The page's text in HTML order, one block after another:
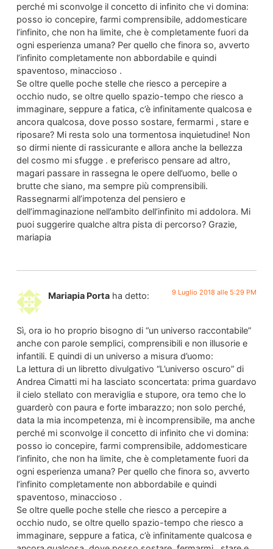
perché mi sconvolge il concetto di infinito che vi domina:
posso io concepire, farmi comprensibile, addomesticare
l’infinito, che non ha limite, che è completamente fuori da
ogni esperienza umana? Per quello che finora so, avverto
l’infinito completamente non abbordabile e quindi
spaventoso, minaccioso .
Se oltre quelle poche stelle che riesco a percepire a
occhio nudo, se oltre quello spazio-tempo che riesco a
immaginare, seppure a fatica, c’è infinitamente qualcosa e
ancora qualcosa, dove posso sostare, fermarmi , stare e
riposare? Mi resta solo una tormentosa inquietudine! Non
so dirmi niente di rassicurante e allora anche la bellezza
del cosmo mi sfugge . e preferisco pensare ad altro,
magari passare in rassegna le opere dell’uomo, belle o
brutte che siano, ma sempre più comprensibili.
Rassegnarmi all’impotenza del pensiero e
dell’immaginazione nell’ambito dell’infinito mi addolora. Mi
puoi suggerire qualche altra pista di percorso? Grazie,
mariapia
Mariapia Porta ha detto: 9 Luglio 2018 alle 5:29 PM
Sì, ora io ho proprio bisogno di “un universo raccontabile”
anche con parole semplici, comprensibili e non illusorie e
infantili. E quindi di un universo a misura d’uomo:
La lettura di un libretto divulgativo “L’universo oscuro” di
Andrea Cimatti mi ha lasciato sconcertata: prima guardavo
il cielo stellato con meraviglia e stupore, ora temo che lo
guarderò con paura e forte imbarazzo; non solo perché,
data la mia incompetenza, mi è incomprensibile, ma anche
perché mi sconvolge il concetto di infinito che vi domina:
posso io concepire, farmi comprensibile, addomesticare
l’infinito, che non ha limite, che è completamente fuori da
ogni esperienza umana? Per quello che finora so, avverto
l’infinito completamente non abbordabile e quindi
spaventoso, minaccioso .
Se oltre quelle poche stelle che riesco a percepire a
occhio nudo, se oltre quello spazio-tempo che riesco a
immaginare, seppure a fatica, c’è infinitamente qualcosa e